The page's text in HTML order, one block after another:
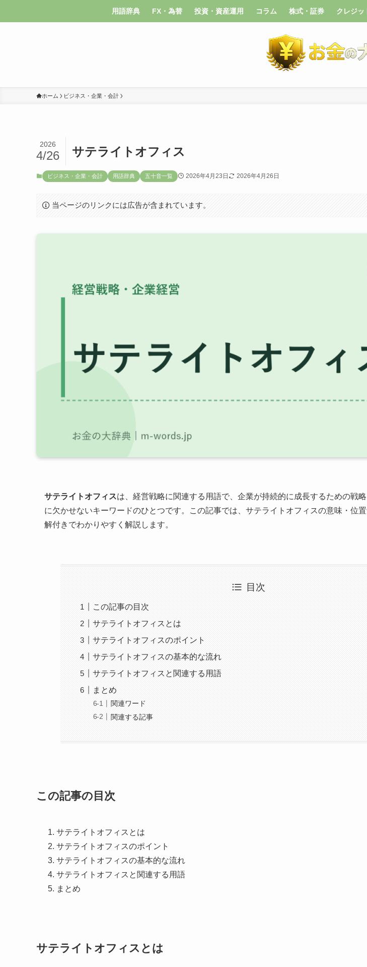
用語辞典 FX・為替 投資・資産運用 コラム 株式・証券 クレジッ
ホーム ビジネス・企業・会計
サテライトオフィス
2026
4/26
ビジネス・企業・会計 用語辞典 五十音一覧 2026年4月23日 2026年4月26日
当ページのリンクには広告が含まれています。
サテライトオフィスは、経営戦略に関連する用語で、企業が持続的に成長するための戦
に欠かせないキーワードのひとつです。この記事では、サテライトオフィスの意味・位
解付きでわかりやすく解説します。
目次
この記事の目次
サテライトオフィスとは
サテライトオフィスのポイント
サテライトオフィスの基本的な流れ
サテライトオフィスと関連する用語
まとめ
関連ワード
関連する記事
この記事の目次
サテライトオフィスとは
サテライトオフィスのポイント
サテライトオフィスの基本的な流れ
サテライトオフィスと関連する用語
まとめ
サテライトオフィスとは